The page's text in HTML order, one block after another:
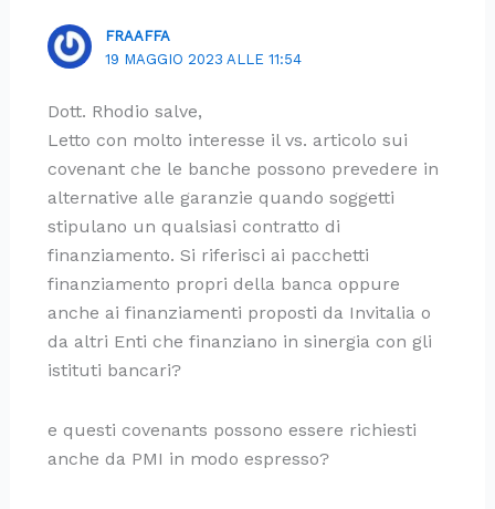
FRAAFFA
19 MAGGIO 2023 ALLE 11:54
Dott. Rhodio salve,
Letto con molto interesse il vs. articolo sui
covenant che le banche possono prevedere in
alternative alle garanzie quando soggetti
stipulano un qualsiasi contratto di
finanziamento. Si riferisci ai pacchetti
finanziamento propri della banca oppure
anche ai finanziamenti proposti da Invitalia o
da altri Enti che finanziano in sinergia con gli
istituti bancari?
e questi covenants possono essere richiesti
anche da PMI in modo espresso?